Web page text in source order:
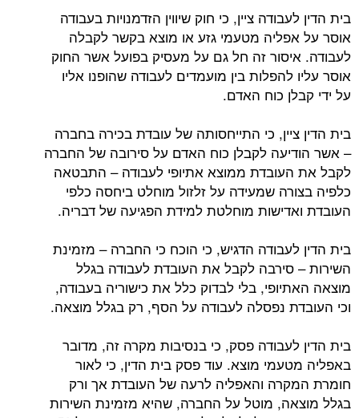
בית הדין לעבודה ציין, כי חוק שיווין הזדמנויות בעבודה
אוסר על אפליה מטעמי גזע או מוצא בקשר לקבלה
לעבודה. איסור זה חל גם על מעסיק בפועל אשר החוק
אוסר עליו להפלות בין מועמדים לעבודה שהופנו אליו
על ידי קבלן כוח האדם.
בית הדין ציין, כי התייחסותה של עובדת בכירה בחברה
– אשר הודיעה לקבלן כוח האדם על סירובה של החברה
לקבל את העובדת ממוצא אתיופי לעבודה – התבטאה
כלפיה בצורה שמעידה על זלזול מוחלט ביחסה כלפי
העובדת ואדישות מוחלטת למידת הפגיעה של דבריה.
בית הדין לעבודה הדגיש, כי הוכח כי החברה – מזמינת
השירות – סירבה לקבל את העובדת לעבודה בגלל
מוצאה האתיופי, בלי לבדוק כלל את כישוריה בעבודה,
וכי העובדת נפסלה לעבודה על הסף, רק בגלל מוצאה.
בית הדין לעבודה פסק, כי בנסיבות מקרה זה, מדובר
באפליה מטעמי מוצא. עוד פסק בית הדין, כי לאור
חומרת המקרה והאפליה לרעה של העובדת אך ורק
בגלל מוצאה, מוטל על החברה, שהיא מזמינת השירות